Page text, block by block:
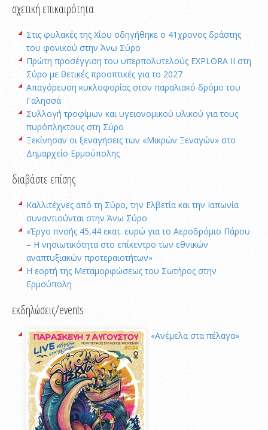
σχετική επικαιρότητα
Στις φυλακές της Χίου οδηγήθηκε ο 41χρονος δράστης
του φονικού στην Άνω Σύρο
Πρώτη προσέγγιση του υπερπολυτελούς EXPLORA II στη
Σύρο με θετικές προοπτικές για το 2027
Απαγόρευση κυκλοφορίας στον παραλιακό δρόμο του
Γαλησσά
Συλλογή τροφίμων και υγειονομικού υλικού για τους
πυρόπληκτους στη Σύρο
Ξεκίνησαν οι ξεναγήσεις των «Μικρών Ξεναγών» στο
Δημαρχείο Ερμούπολης
διαβάστε επίσης
Καλλιτέχνες από τη Σύρο, την Ελβετία και την Ιαπωνία
συναντιούνται στην Άνω Σύρο
«Έργο πνοής 45,44 εκατ. ευρώ για το Αεροδρόμιο Πάρου
– Η νησιωτικότητα στο επίκεντρο των εθνικών
αναπτυξιακών προτεραιοτήτων»
Η εορτή της Μεταμορφώσεως του Σωτήρος στην
Ερμούπολη
εκδηλώσεις/events
«Ανέμελα στα πέλαγα»